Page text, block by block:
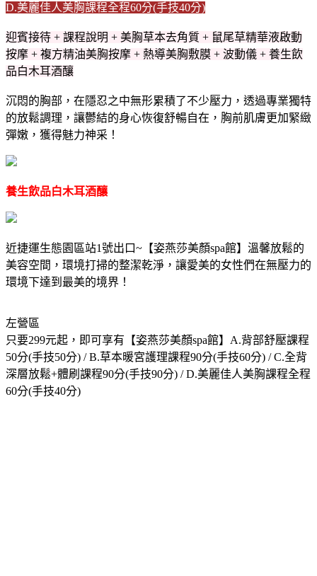
D.美麗佳人美胸課程全程60分(手技40分)
迎賓接待 + 課程說明 + 美胸草本去角質 + 鼠尾草精華液啟動
按摩 + 複方精油美胸按摩 + 熱導美胸敷膜 + 波動儀 + 養生飲
品白木耳酒釀
沉悶的胸部，在隱忍之中無形累積了不少壓力，透過專業獨特
的放鬆調理，讓鬱結的身心恢復舒暢自在，胸前肌膚更加緊緻
彈嫩，獲得魅力神采！
養生飲品白木耳酒釀
近捷運生態園區站1號出口~【姿燕莎美顏spa館】溫馨放鬆的
美容空間，環境打掃的整潔乾淨，讓愛美的女性們在無壓力的
環境下達到最美的境界！
左營區
只要299元起，即可享有【姿燕莎美顏spa館】A.背部舒壓課程
50分(手技50分) / B.草本暖宮護理課程90分(手技60分) / C.全背
深層放鬆+體刷課程90分(手技90分) / D.美麗佳人美胸課程全程
60分(手技40分)